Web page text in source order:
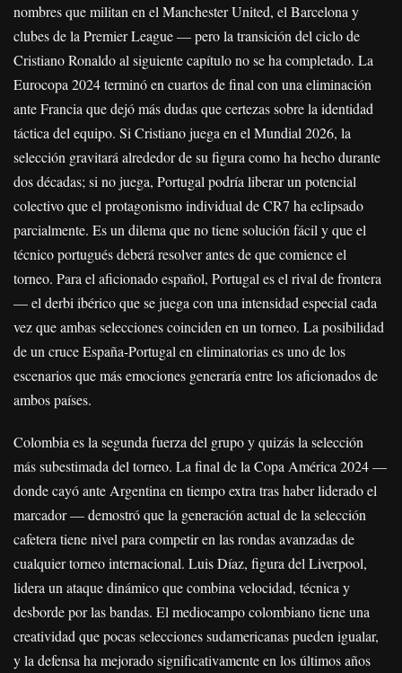
nombres que militan en el Manchester United, el Barcelona y
clubes de la Premier League — pero la transición del ciclo de
Cristiano Ronaldo al siguiente capítulo no se ha completado. La
Eurocopa 2024 terminó en cuartos de final con una eliminación
ante Francia que dejó más dudas que certezas sobre la identidad
táctica del equipo. Si Cristiano juega en el Mundial 2026, la
selección gravitará alrededor de su figura como ha hecho durante
dos décadas; si no juega, Portugal podría liberar un potencial
colectivo que el protagonismo individual de CR7 ha eclipsado
parcialmente. Es un dilema que no tiene solución fácil y que el
técnico portugués deberá resolver antes de que comience el
torneo. Para el aficionado español, Portugal es el rival de frontera
— el derbi ibérico que se juega con una intensidad especial cada
vez que ambas selecciones coinciden en un torneo. La posibilidad
de un cruce España-Portugal en eliminatorias es uno de los
escenarios que más emociones generaría entre los aficionados de
ambos países.
Colombia es la segunda fuerza del grupo y quizás la selección
más subestimada del torneo. La final de la Copa América 2024 —
donde cayó ante Argentina en tiempo extra tras haber liderado el
marcador — demostró que la generación actual de la selección
cafetera tiene nivel para competir en las rondas avanzadas de
cualquier torneo internacional. Luis Díaz, figura del Liverpool,
lidera un ataque dinámico que combina velocidad, técnica y
desborde por las bandas. El mediocampo colombiano tiene una
creatividad que pocas selecciones sudamericanas pueden igualar,
y la defensa ha mejorado significativamente en los últimos años